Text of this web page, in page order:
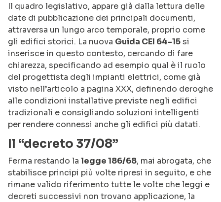
Il quadro legislativo, appare già dalla lettura delle
date di pubblicazione dei principali documenti,
attraversa un lungo arco temporale, proprio come
gli edifici storici. La nuova Guida CEI 64-15si
inserisce in questo contesto, cercando di fare
chiarezza, specificando ad esempio qual è il ruolo
del progettista degli impianti elettrici, come già
visto nell’articolo a pagina XXX, definendo deroghe
alle condizioni installative previste negli edifici
tradizionali e consigliando soluzioni intelligenti
per rendere connessi anche gli edifici più datati.
Il “decreto 37/08”
Ferma restando la legge 186/68, mai abrogata, che
stabilisce principi più volte ripresi in seguito, e che
rimane valido riferimento tutte le volte che leggi e
decreti successivi non trovano applicazione, la